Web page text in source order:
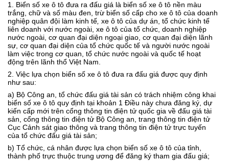
1 Biển số xe ô tô đưa ra đấu giá là biển số xe ô tô nền màu
trắng, chữ và số màu đen , trừ biển số cấp cho xe ô tô của doanh
nghiệp quân đội làm kinh tế xe ô tô của dự án, tổ chức kinh tế
liên doanh với nước ngoài, xe ô tô của tổ chức, doanh nghiệp
nước ngoài, cơ quan đại diện ngoại giao, cơ quan đại diện lãnh
sự, cơ quan đại diện của tổ chức quốc tế và người nước ngoài
làm việc trong cơ quan, tổ chức nước ngoài và quốc tế hoạt
động trên lãnh thổ Việt Nam
2. Việc lựa chọn biển số xe ô tô đưa ra đấu giá được quy định
như sau:
a) Bộ Công an tổ chức đấu giá tài sản có trách nhiệm công khai
biển số xe ô tô quy định tại khoản 1 Điều này chưa đăng ký, dự
kiến cấp mới trên cổng thông tin điện tử quốc gia về đấu giá tài
sản cổng thông tin điện tử Bộ Công an trang thông tin điện tử
Cục Cảnh sát giao thông và trang thông tin điện tử trực tuyến
của tổ chức đấu giá tài sản;
b) Tổ chức, cá nhân được lựa chọn biển số xe ô tô của tỉnh,
thành phố trực thuộc trung ương để đăng ký tham gia đấu giá;